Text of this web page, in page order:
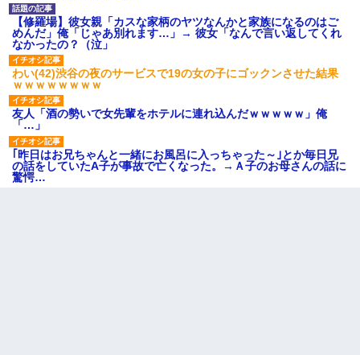
【修羅場】彼女親「カスな家柄のヤツなんかと家族になるのはご
めんだ」俺「じゃあ別れます…」→ 彼女「なんで言い返してくれ
なかったの？（泣」
わい(42)渋谷の夜のサービスで19の女の子にゴックンさせた結果
ｗｗｗｗｗｗｗｗ
友人「酒の勢いで女先輩をホテルに連れ込んだｗｗｗｗｗ」俺
「…」
｢昨日はお兄ちゃんと一緒にお風呂に入っちゃった～｣とか毎日兄
の話をしていたA子が事故で亡くなった。→Ａ子のお母さんの話に
驚愕…